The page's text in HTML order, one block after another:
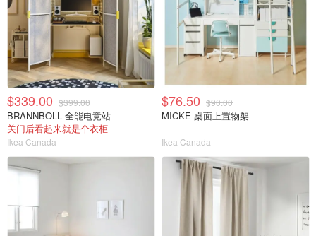
$339.00 $399.00
BRANNBOLL 全能电竞站
关门后看起来就是个衣柜
Ikea Canada
$76.50 $90.00
MICKE 桌面上置物架
Ikea Canada